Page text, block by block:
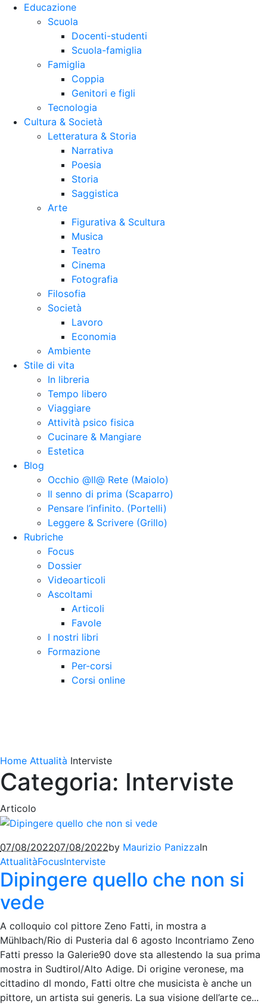
Educazione
Scuola
Docenti-studenti
Scuola-famiglia
Famiglia
Coppia
Genitori e figli
Tecnologia
Cultura & Società
Letteratura & Storia
Narrativa
Poesia
Storia
Saggistica
Arte
Figurativa & Scultura
Musica
Teatro
Cinema
Fotografia
Filosofia
Società
Lavoro
Economia
Ambiente
Stile di vita
In libreria
Tempo libero
Viaggiare
Attività psico fisica
Cucinare & Mangiare
Estetica
Blog
Occhio @ll@ Rete (Maiolo)
Il senno di prima (Scaparro)
Pensare l’infinito. (Portelli)
Leggere & Scrivere (Grillo)
Rubriche
Focus
Dossier
Videoarticoli
Ascoltami
Articoli
Favole
I nostri libri
Formazione
Per-corsi
Corsi online
Home Attualità Interviste
Categoria: Interviste
Articolo
07/08/202207/08/2022by Maurizio PanizzaIn
AttualitàFocusInterviste
Dipingere quello che non si
vede
A colloquio col pittore Zeno Fatti, in mostra a
Mühlbach/Rio di Pusteria dal 6 agosto Incontriamo Zeno
Fatti presso la Galerie90 dove sta allestendo la sua prima
mostra in Sudtirol/Alto Adige. Di origine veronese, ma
cittadino dl mondo, Fatti oltre che musicista è anche un
pittore, un artista sui generis. La sua visione dell’arte ce...